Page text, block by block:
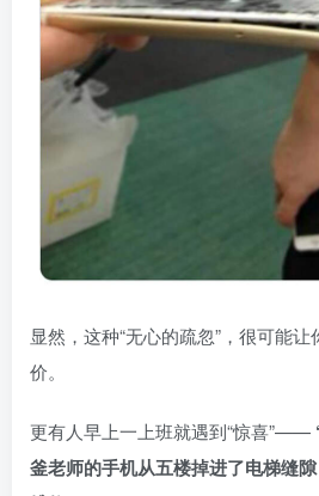
显然，这种“无心的疏忽”，很可能
价。
更有人早上一上班就遇到“惊喜”——
釜老师的手机从五楼掉进了电梯缝